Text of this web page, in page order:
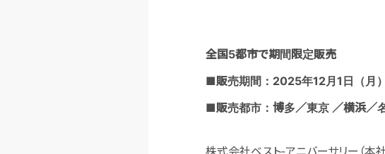
全国5都市で期間限定販売
■販売期間：2025年12月1日（月
■販売都市：博多／東京 ／横浜／
株式会社ベスト‐アニバーサリー（本